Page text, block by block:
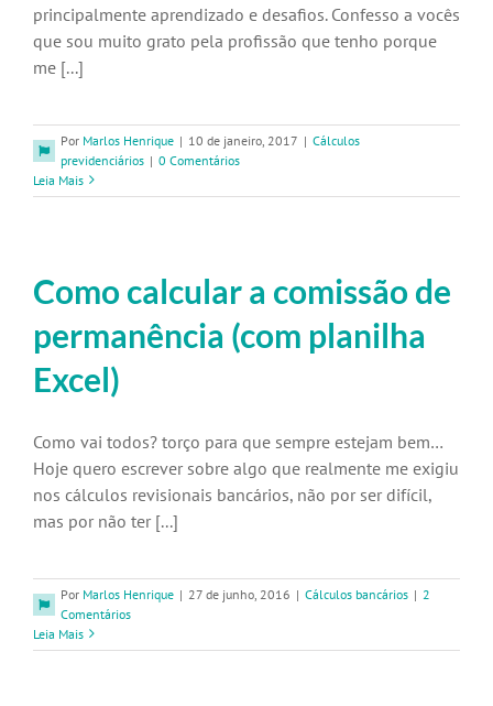
principalmente aprendizado e desafios. Confesso a vocês
que sou muito grato pela profissão que tenho porque
me [...]
Por Marlos Henrique | 10 de janeiro, 2017 | Cálculos
previdenciários | 0 Comentários
Leia Mais
Como calcular a comissão de
permanência (com planilha
Excel)
Como vai todos? torço para que sempre estejam bem…
Hoje quero escrever sobre algo que realmente me exigiu
nos cálculos revisionais bancários, não por ser difícil,
mas por não ter [...]
Por Marlos Henrique | 27 de junho, 2016 | Cálculos bancários | 2
Comentários
Leia Mais